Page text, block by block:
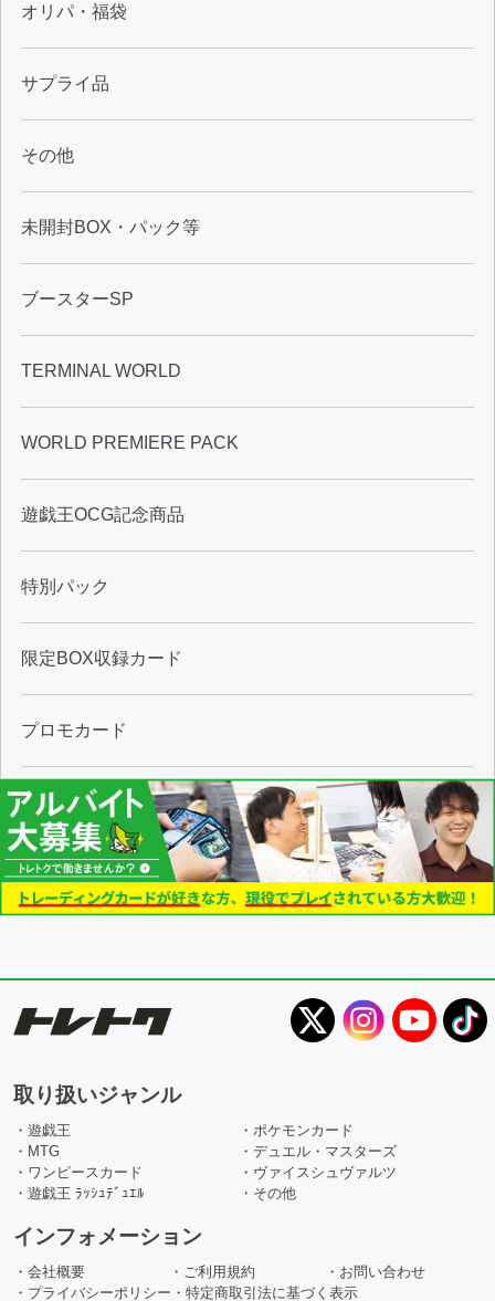
オリパ・福袋
サプライ品
その他
未開封BOX・パック等
ブースターSP
TERMINAL WORLD
WORLD PREMIERE PACK
遊戯王OCG記念商品
特別パック
限定BOX収録カード
プロモカード
取り扱いジャンル
・遊戯王
・ポケモンカード
・MTG
・デュエル・マスターズ
・ワンピースカード
・ヴァイスシュヴァルツ
・遊戯王 ﾗｯｼｭﾃﾞｭｴﾙ
・その他
インフォメーション
・会社概要 ・ご利用規約
・お問い合わせ
・プライバシーポリシー ・特定商取引法に基づく表示